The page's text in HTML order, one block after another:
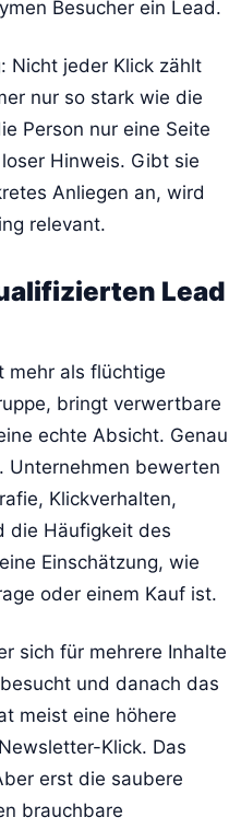
Besucher ein Lead.
Nicht jeder Klick zählt
nur so stark wie die
Person nur eine Seite
Hinweis. Gibt sie
Anliegen an, wird
relevant.
Lead
mehr als flüchtige
bringt verwertbare
echte Absicht. Genau
Unternehmen bewerten
Klickverhalten,
die Häufigkeit des
Einschätzung, wie
oder einem Kauf ist.
sich für mehrere Inhalte
und danach das
meist eine höhere
Klick. Das
erst die saubere
brauchbare